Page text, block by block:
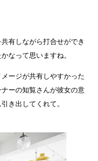
有しながら打合せができ
なって思いますね。
ージが共有しやすかった
ーの知覧さんが彼女の意
き出してくれて。